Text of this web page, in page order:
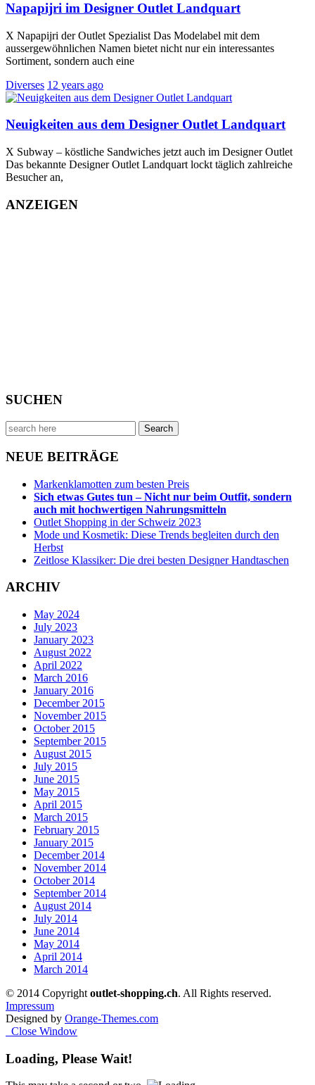
Napapijri im Designer Outlet Landquart
X Napapijri der Outlet Spezialist Das Modelabel mit dem
aussergewöhnlichen Namen bietet nicht nur ein interessantes
Sortiment, sondern auch eine
Diverses 12 years ago
Neuigkeiten aus dem Designer Outlet Landquart
X Subway – köstliche Sandwiches jetzt auch im Designer Outlet
Das bekannte Designer Outlet Landquart lockt täglich zahlreiche
Besucher an,
ANZEIGEN
SUCHEN
Search
for:
NEUE BEITRÄGE
Markenklamotten zum besten Preis
Sich etwas Gutes tun – Nicht nur beim Outfit, sondern
auch mit hochwertigen Nahrungsmitteln
Outlet Shopping in der Schweiz 2023
Mode und Kosmetik: Diese Trends begleiten durch den
Herbst
Zeitlose Klassiker: Die drei besten Designer Handtaschen
ARCHIV
May 2024
July 2023
January 2023
August 2022
April 2022
March 2016
January 2016
December 2015
November 2015
October 2015
September 2015
August 2015
July 2015
June 2015
May 2015
April 2015
March 2015
February 2015
January 2015
December 2014
November 2014
October 2014
September 2014
August 2014
July 2014
June 2014
May 2014
April 2014
March 2014
© 2014 Copyright outlet-shopping.ch. All Rights reserved.
Impressum
Designed by Orange-Themes.com
Close Window
Loading, Please Wait!